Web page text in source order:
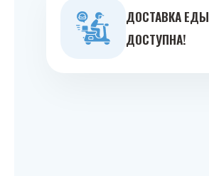
ДОСТАВКА ЕДЫ
ДОСТУПНА!